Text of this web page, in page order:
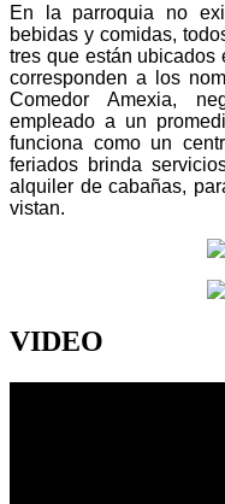
En la parroquia no
bebidas y comidas,
tres que están
corresponden a los
Comedor Amexia,
empleado a un
funciona como un
feriados brinda
alquiler de cabañas,
vistan.
VIDEO